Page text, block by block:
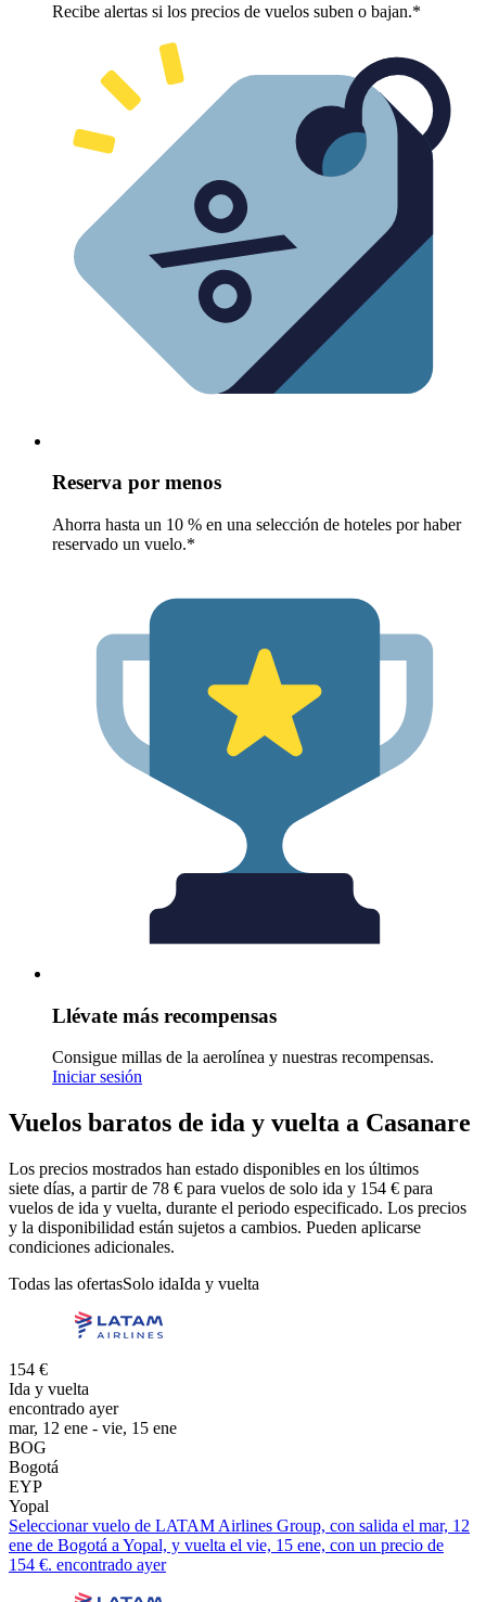
Recibe alertas si los precios de vuelos suben o bajan.*
Reserva por menos
Ahorra hasta un 10 % en una selección de hoteles por haber
reservado un vuelo.*
Llévate más recompensas
Consigue millas de la aerolínea y nuestras recompensas.
Iniciar sesión
Vuelos baratos de ida y vuelta a Casanare
Los precios mostrados han estado disponibles en los últimos
siete días, a partir de 78 € para vuelos de solo ida y 154 € para
vuelos de ida y vuelta, durante el periodo especificado. Los precios
y la disponibilidad están sujetos a cambios. Pueden aplicarse
condiciones adicionales.
Todas las ofertasSolo idaIda y vuelta
154 €
Ida y vuelta
encontrado ayer
mar, 12 ene - vie, 15 ene
BOG
Bogotá
EYP
Yopal
Seleccionar vuelo de LATAM Airlines Group, con salida el mar, 12
ene de Bogotá a Yopal, y vuelta el vie, 15 ene, con un precio de
154 €. encontrado ayer